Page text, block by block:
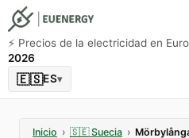
⚡️ Precios de la electricidad en
2026
🇪🇸ES▾
Inicio › 🇸🇪 Suecia ›